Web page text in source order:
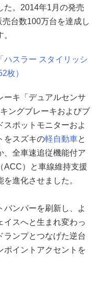
た。2014年1月の発売
台数100万台を達成し
ハスラー スタイリッシ
枚）
ーキ「デュアルセンサ
ングブレーキおよびブ
スポットモニターおよ
をスズキの軽自動車と
、全車速追従機能付ア
ACC）と車線維持支援
進化させました。
ンパーを刷新し、よ
イスへと生まれ変わっ
ランプとつなげた逆台
ポイントアクセントを